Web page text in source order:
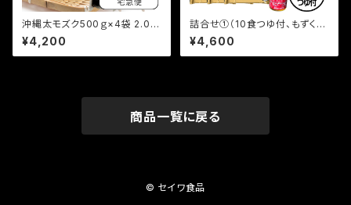
沖縄太モズク500ｇ×4袋 2.0k
g
¥4,200
詰合せ①（10食つゆ付、もずく、
とうがらし泡盛漬け）
¥4,600
商品一覧に戻る
© セイワ食品